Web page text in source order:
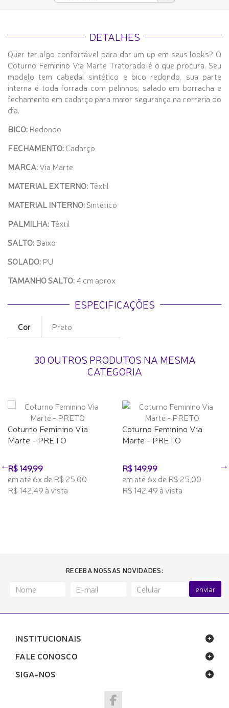
DETALHES
Quer ter algo confortável para dar um up em seus looks? O
Coturno Feminino Via Marte Tratorado é o que procura. Seu
modelo tem cabedal sintético e bico redondo, sua parte
interna é toda forrada com pelinhos, salado em borracha e
fechamento em cadarço para maior segurança na correria do
dia.
BICO: Redondo
FECHAMENTO:Cadarço
MARCA:Via Marte
MATERIAL EXTERNO:Têxtil
MATERIAL INTERNO:Sintético
PALMILHA:Têxtil
SALTO: Baixo
SOLADO: PU
TAMANHO SALTO:4 cm aprox
ESPECIFICAÇÕES
Cor Preto
30 OUTROS PRODUTOS NA MESMA
CATEGORIA
Coturno Feminino Via
Marte - PRETO
R$ 149,99
em até 6x de R$ 25,00
R$ 142,49 à vista
Coturno Feminino Via
Marte - PRETO
R$ 149,99
em até 6x de R$ 25,00
R$ 142,49 à vista
RECEBA NOSSAS NOVIDADES:
enviar
INSTITUCIONAIS
FALE CONOSCO
SIGA-NOS